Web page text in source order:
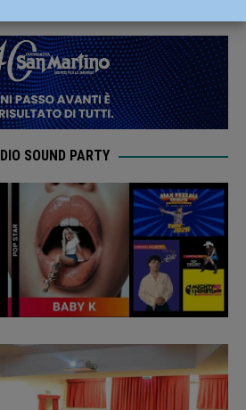
SOUND PARTY